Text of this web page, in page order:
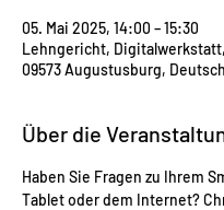
05. Mai 2025, 14:00 – 15:30
Lehngericht, Digitalwerkstatt,
09573 Augustusburg,
Über die
Haben Sie Fragen zu Ihrem
Tablet oder dem Internet?